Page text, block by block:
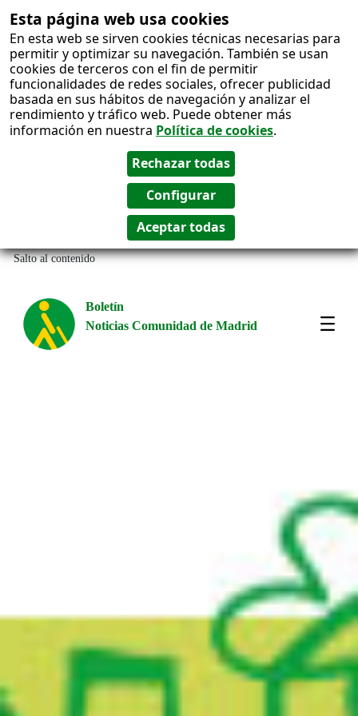
Esta página web usa cookies
En esta web se sirven cookies técnicas necesarias para
permitir y optimizar su navegación. También se usan
cookies de terceros con el fin de permitir
funcionalidades de redes sociales, ofrecer publicidad
basada en sus hábitos de navegación y analizar el
rendimiento y tráfico web. Puede obtener más
información en nuestra Política de cookies.
Salto al contenido
Boletín
Noticias Comunidad de Madrid